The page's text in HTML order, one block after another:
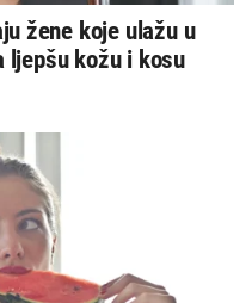
žene koje ulažu u
ljepšu kožu i kosu